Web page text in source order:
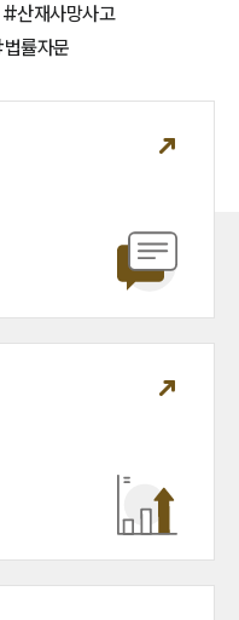
#산재사망사고
법률자문